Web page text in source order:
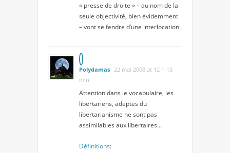
« presse de droite » – au nom de la
seule objectivité, bien évidemment
– vont se fendre d’une interlocation.
Polydamas 22 mai 2008 at 12 h 13
min
Attention dans le vocabulaire, les
libertariens, adeptes du
libertarianisme ne sont pas
assimilables aux libertaires…
Définitions: